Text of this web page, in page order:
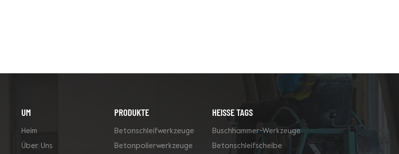
UM
Heim
Über Uns
PRODUKTE
Betonschleifwerkzeuge
Betonpolierwerkzeuge
HEISSE TAGS
Buschhammer-Werkzeuge
Betonschleifscheibe